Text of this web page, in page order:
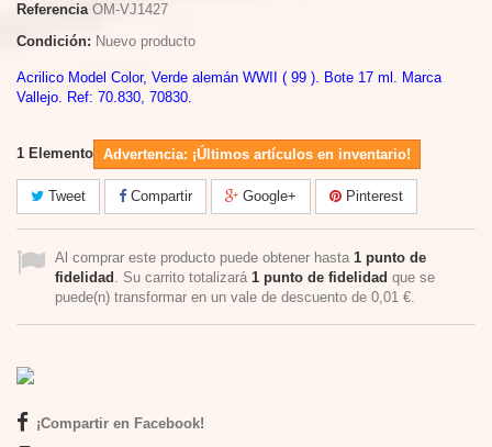
Referencia OM-VJ1427
Condición: Nuevo producto
Acrilico Model Color, Verde alemán WWII ( 99 ). Bote 17 ml. Marca
Vallejo. Ref: 70.830, 70830.
1 Elemento Advertencia: ¡Últimos artículos en inventario!
Tweet Compartir Google+ Pinterest
Al comprar este producto puede obtener hasta 1 punto de
fidelidad . Su carrito totalizará 1 punto de fidelidad que se
puede(n) transformar en un vale de descuento de 0,01 €.
¡Compartir en Facebook!